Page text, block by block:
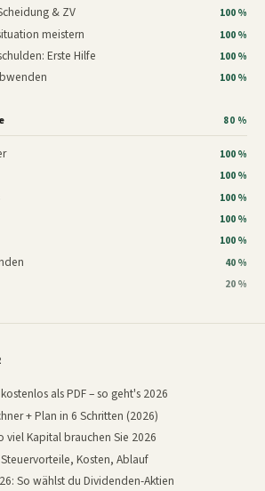
& ZV 100 %
meistern 100 %
Erste Hilfe 100 %
100 %
80 %
100 %
100 %
100 %
100 %
100 %
40 %
20 %
als PDF – so geht's 2026
+ Plan in 6 Schritten (2026)
viel Kapital brauchen Sie 2026
Kosten, Ablauf
So wählst du Dividenden-Aktien